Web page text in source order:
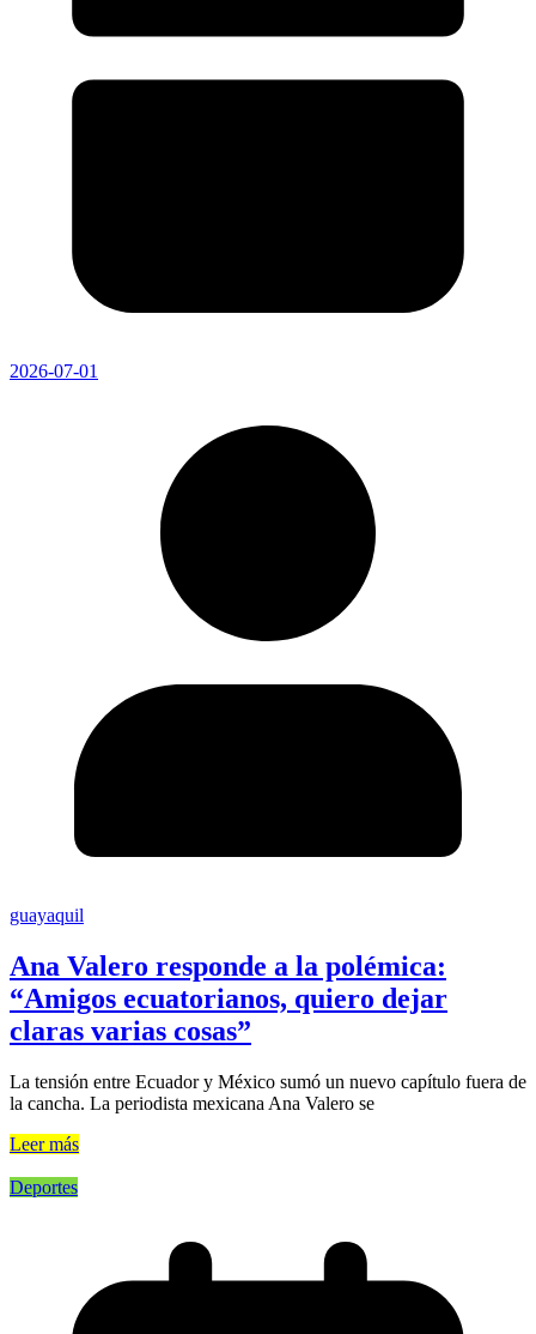
2026-07-01
guayaquil
Ana Valero responde a la polémica:
“Amigos ecuatorianos, quiero dejar
claras varias cosas”
La tensión entre Ecuador y México sumó un nuevo capítulo fuera de
la cancha. La periodista mexicana Ana Valero se
Leer más
Deportes